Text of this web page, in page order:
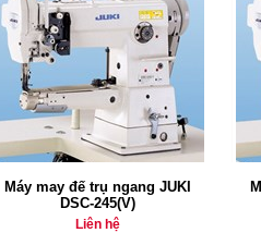
Máy may đế trụ ngang JUKI
DSC-245(V)
Liên hệ